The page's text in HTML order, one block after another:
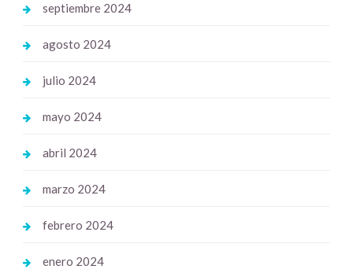
septiembre 2024
agosto 2024
julio 2024
mayo 2024
abril 2024
marzo 2024
febrero 2024
enero 2024